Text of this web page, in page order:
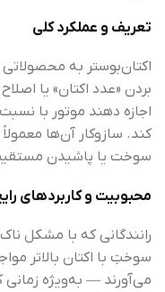
تعریف و عملکرد کلی
اکتان‌بوستر به
بردن «عدد اکتان» یا
اجازه دهند موتور با
کند. سازوکار آن‌ها
سوخت یا پاشیدن
محبوبیت و کاربردهای
رانندگانی که با مشکل
سوختِ با اکتان بالاتر
می‌آورند — به‌ویژه زمانی